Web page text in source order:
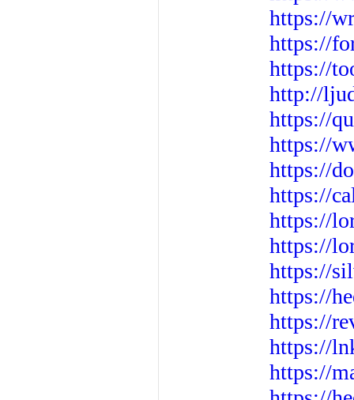
https://
https://
https://
http://
https://
https://
https://
https://
https://
https://
https://
https://
https://
https://
https://